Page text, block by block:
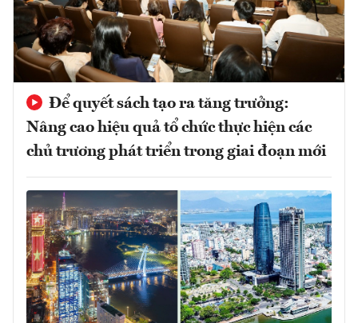
Để quyết sách tạo ra tăng trưởng:
Nâng cao hiệu quả tổ chức thực hiện các
chủ trương phát triển trong giai đoạn mới